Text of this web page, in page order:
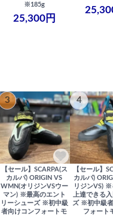
※185g
25,300円
3
【セール】SCARPA(ス
カルパ) ORIGIN VS
WMN(オリジンVSウー
マン) ※最高のエント
リーシューズ ※初中級
者向けコンフォートモ
4
【セール】
カルパ)
リジンVS) ※
上達できる
ズ ※初中級
フォート